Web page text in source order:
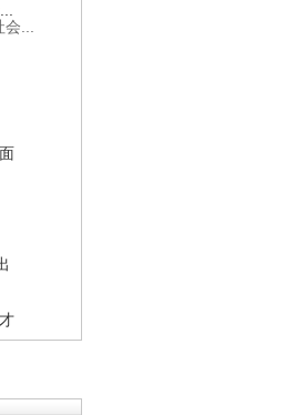
...